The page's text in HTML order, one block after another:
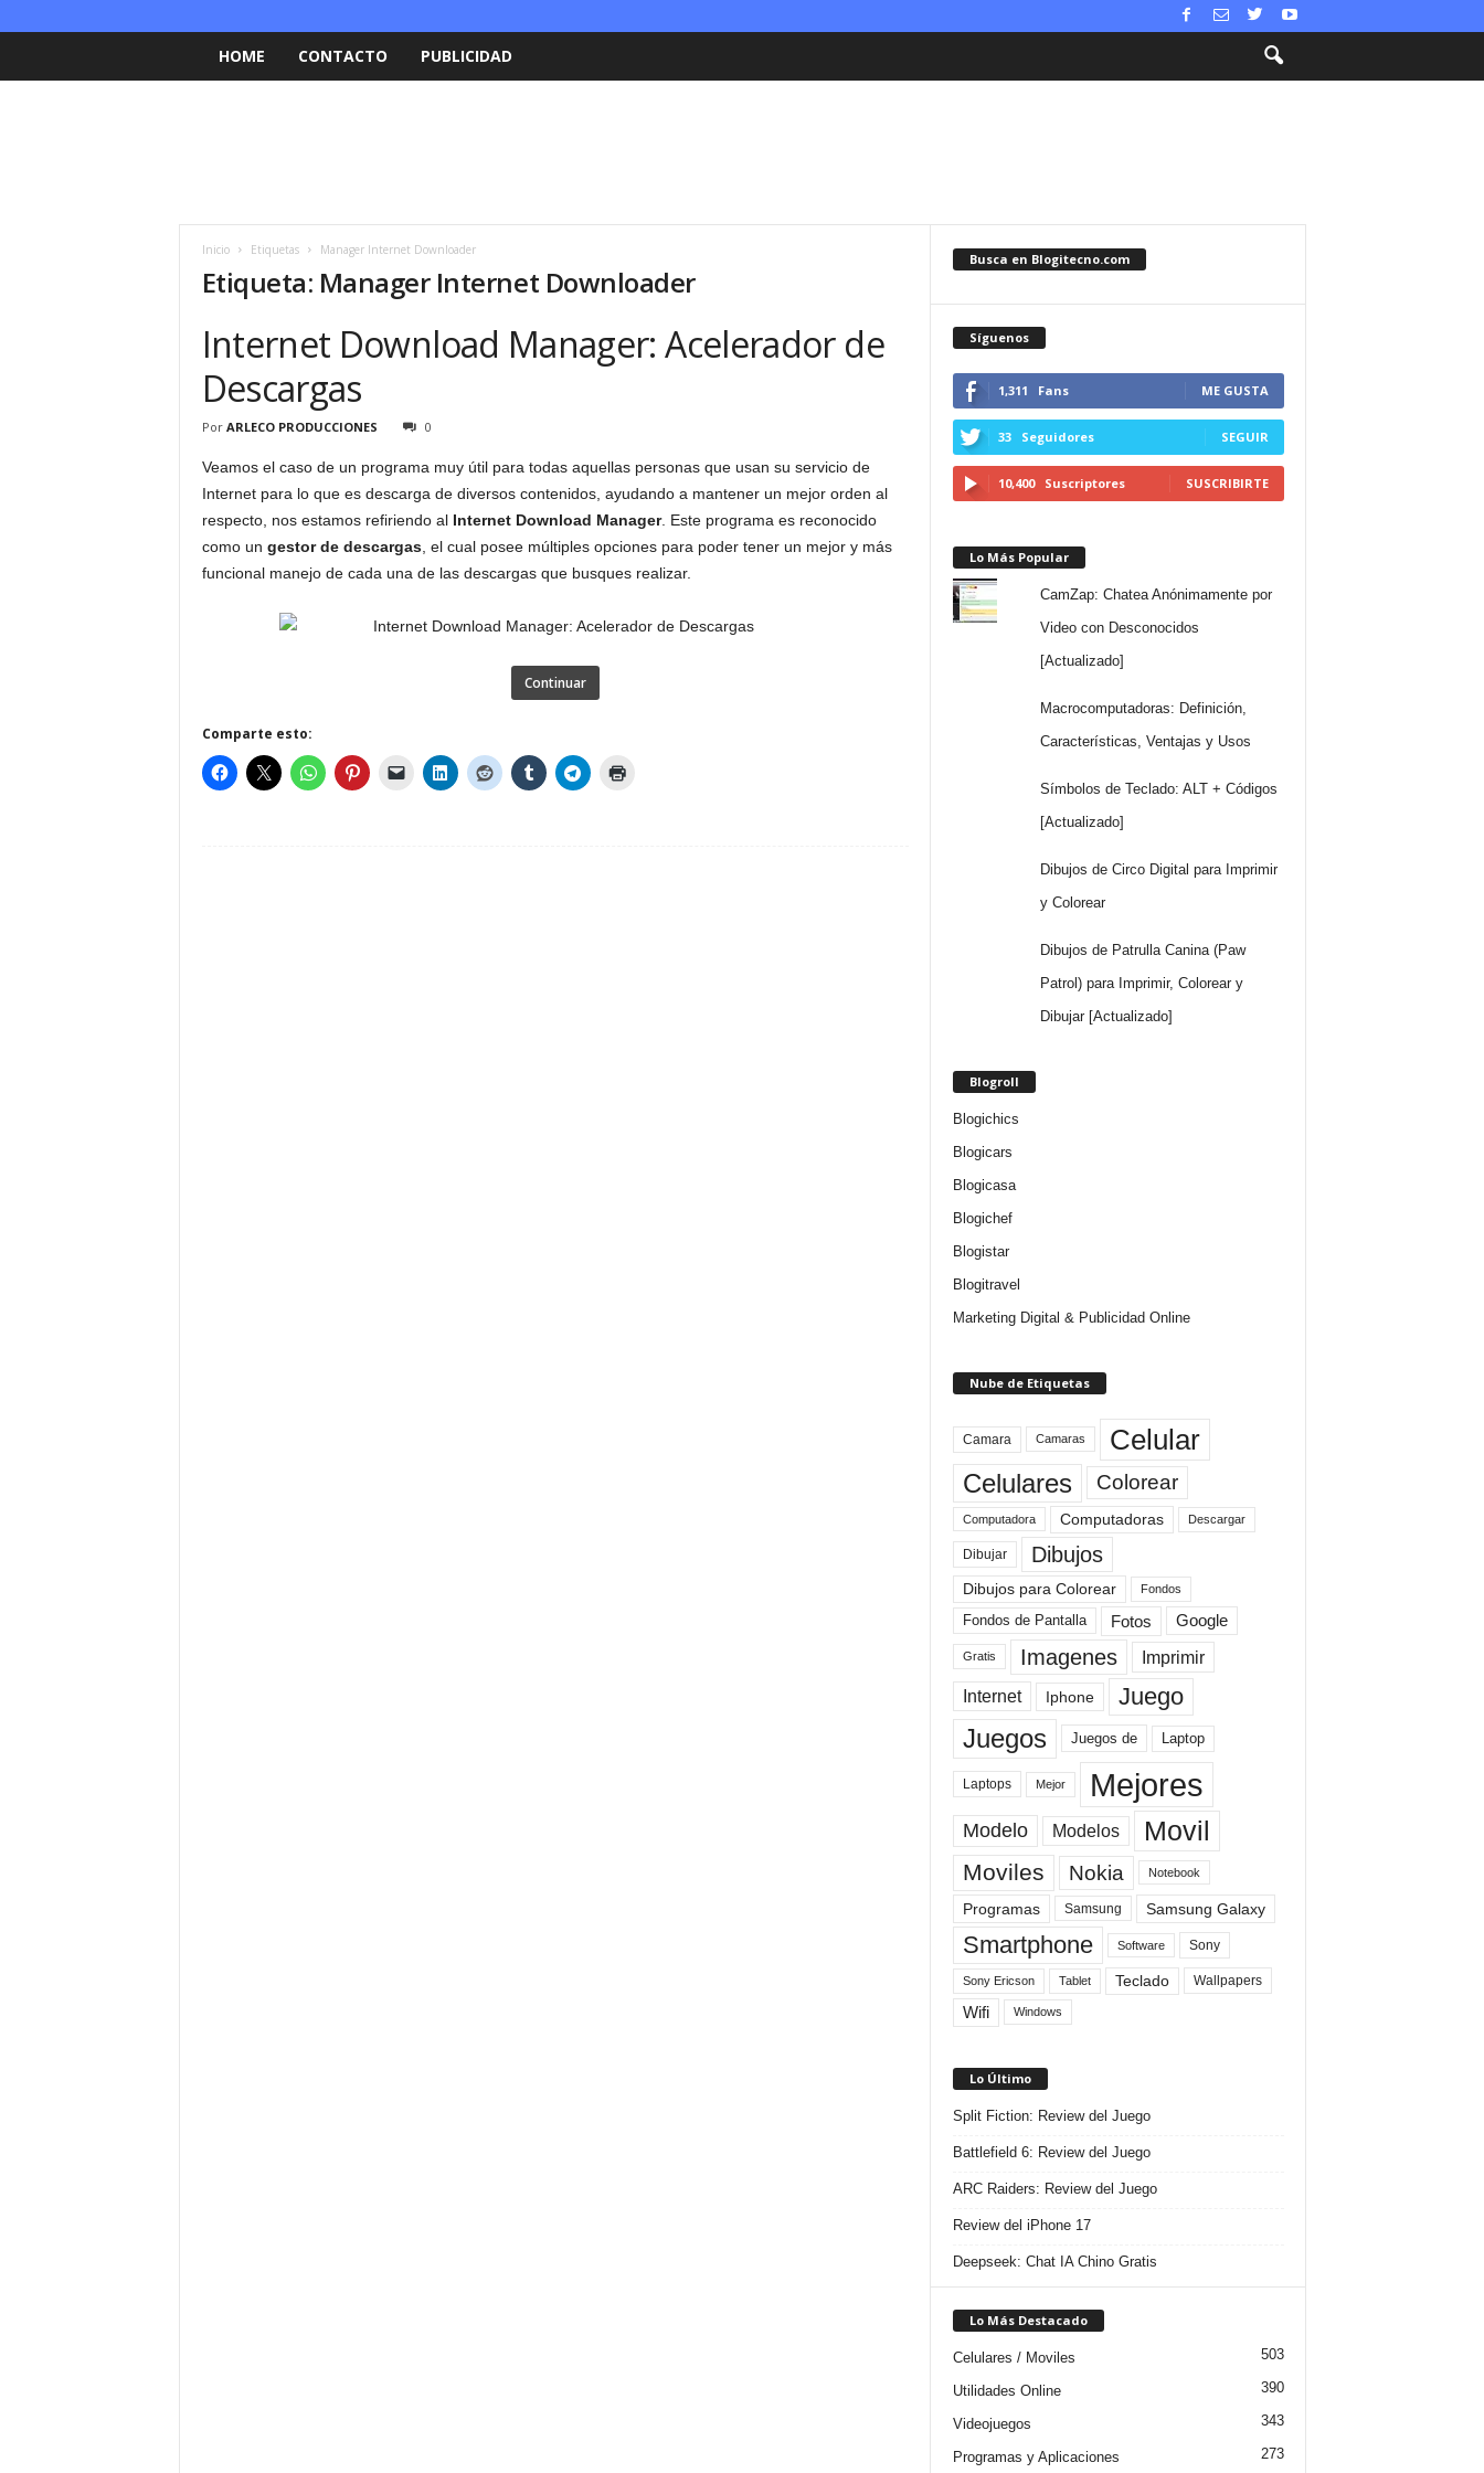
HOME CONTACTO PUBLICIDAD
Inicio Etiquetas Manager Internet Downloader
Etiqueta: Manager Internet Downloader
Internet Download Manager: Acelerador de
Descargas
Por ARLECO PRODUCCIONES 0
Veamos el caso de un programa muy útil para todas aquellas personas que usan su servicio de
Internet para lo que es descarga de diversos contenidos, ayudando a mantener un mejor orden al
respecto, nos estamos refiriendo al Internet Download Manager. Este programa es reconocido
como un gestor de descargas, el cual posee múltiples opciones para poder tener un mejor y más
funcional manejo de cada una de las descargas que busques realizar.
Continuar
Comparte esto:
Busca en Blogitecno.com
Síguenos
1,311 Fans ME GUSTA
33 Seguidores SEGUIR
10,400 Suscriptores SUSCRIBIRTE
Lo Más Popular
CamZap: Chatea Anónimamente por
Video con Desconocidos
[Actualizado]
Macrocomputadoras: Definición,
Características, Ventajas y Usos
Símbolos de Teclado: ALT + Códigos
[Actualizado]
Dibujos de Circo Digital para Imprimir
y Colorear
Dibujos de Patrulla Canina (Paw
Patrol) para Imprimir, Colorear y
Dibujar [Actualizado]
Blogroll
Blogichics
Blogicars
Blogicasa
Blogichef
Blogistar
Blogitravel
Marketing Digital & Publicidad Online
Nube de Etiquetas
Camara Camaras Celular
Celulares Colorear
Computadora Computadoras Descargar
Dibujar Dibujos
Dibujos para Colorear Fondos
Fondos de Pantalla Fotos Google
Gratis Imagenes Imprimir
Internet Iphone Juego
Juegos Juegos de Laptop
Laptops Mejor Mejores
Modelo Modelos Movil
Moviles Nokia Notebook
Programas Samsung Samsung Galaxy
Smartphone Software Sony
Sony Ericson Tablet Teclado Wallpapers
Wifi Windows
Lo Último
Split Fiction: Review del Juego
Battlefield 6: Review del Juego
ARC Raiders: Review del Juego
Review del iPhone 17
Deepseek: Chat IA Chino Gratis
Lo Más Destacado
Celulares / Moviles 503
Utilidades Online 390
Videojuegos 343
Programas y Aplicaciones 273